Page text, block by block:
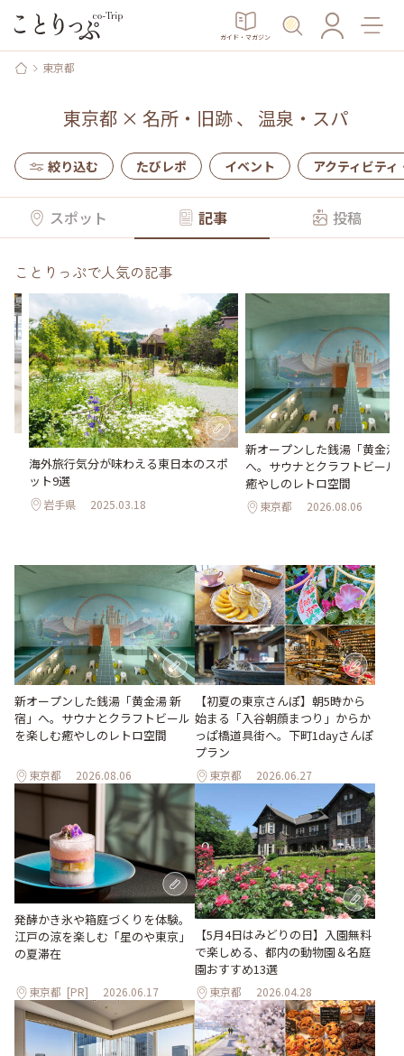
ガイド・マガジン
東京都
東京都 × 名所・旧跡、 温泉・スパ
絞り込む たびレポ イベント アクティビティ
スポット 記事 投稿
ことりっぷで人気の記事
海外旅行気分が味わえる東日本のスポ
ット9選
岩手県 2025.03.18
新オープンした銭湯「黄金湯
へ。サウナとクラフトビール
癒やしのレトロ空間
東京都 2026.08.06
新オープンした銭湯「黄金湯 新
宿」へ。サウナとクラフトビール
を楽しむ癒やしのレトロ空間
東京都 2026.08.06
【初夏の東京さんぽ】朝5時から
始まる「入谷朝顔まつり」からか
っぱ橋道具街へ。下町1dayさんぽ
プラン
東京都 2026.06.27
発酵かき氷や箱庭づくりを体験。
江戸の涼を楽しむ「星のや東京」
の夏滞在
東京都 [PR] 2026.06.17
【5月4日はみどりの日】入園無料
で楽しめる、都内の動物園＆名庭
園おすすめ13選
東京都 2026.04.28